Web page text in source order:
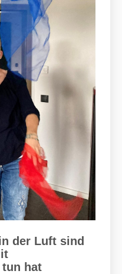
der Luft sind
hat